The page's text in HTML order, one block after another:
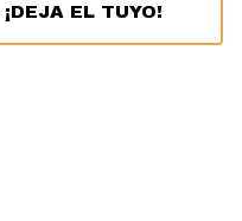
¡DEJA EL TUYO!